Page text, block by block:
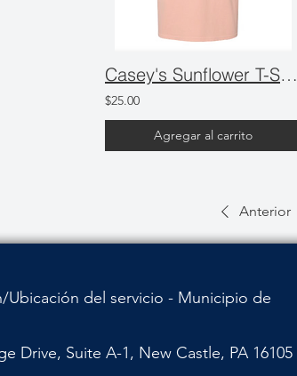
Casey's Sunflower T-Shirt
$25.00
Agregar al carrito
Anterior
Ubicación del servicio - Municipio de
Drive, Suite A-1, New Castle, PA 16105